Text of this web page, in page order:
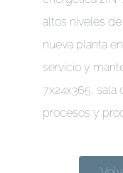
altos niveles
nueva planta
servicio y
7x24x365, sala
procesos y